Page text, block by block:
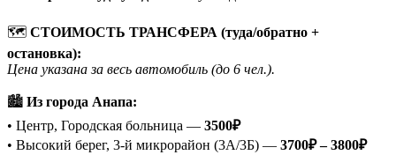
🗺 СТОИМОСТЬ ТРАНСФЕРА (туда/обратно +
остановка):
Цена указана за весь автомобиль (до 6 чел.).
🏙 Из города Анапа:
• Центр, Городская больница — 3500₽
• Высокий берег, 3-й микрорайон (3А/3Б) — 3700₽ – 3800₽